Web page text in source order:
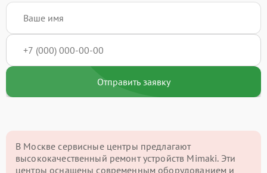
Отправить заявку
В Москве сервисные центры предлагают
высококачественный ремонт устройств Mimaki. Эти
центры оснащены современным оборудованием и